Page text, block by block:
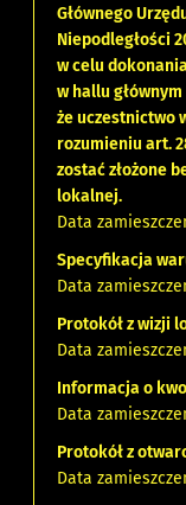
Głównego
Niepodległości
w celu
w hallu
że uczestnictwo
rozumieniu art.
zostać złożone
lokalnej.
Data
Specyfikacja
Data
Protokół z wizji
Data
Informacja o
Data
Protokół z
Data